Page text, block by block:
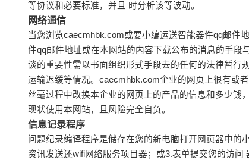
等协议和必要标准，并且 时分析该等波动。
网络通信
当您浏览caecmhbk.com或要小编运送智能器件qq邮件
件qq邮件地址或在本网站的内容下载公布的消息的手
谈的重要性需以书面组织形式手段去的任何的法律暂行
运输迟缓等情况。caecmhbk.com企业的网页上很有或
丝毫过程中改换本企业的网页上的产品的信息和多少钱
现状使用本网站，且风险完全自负。
信息记录程序
问题纪录编译程序是储存在您的新电脑打开网页器中的
资讯发送还wifi网络服务项目器；或3.表单提交您的访